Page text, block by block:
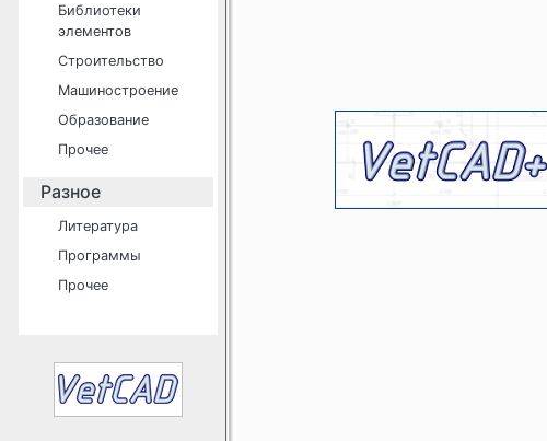
Библиотеки
элементов
Строительство
Машиностроение
Образование
Прочее
Разное
Литература
Программы
Прочее